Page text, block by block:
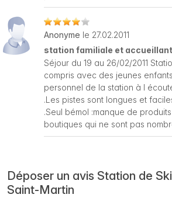
Anonyme le 27.02.2011
station familiale et
Séjour du 19 au 26/02/2011
compris avec des jeunes
personnel de la station à l
.Les pistes sont longues et
.Seul bémol :manque de
boutiques qui ne sont pas
Déposer un avis Station de
Saint-Martin